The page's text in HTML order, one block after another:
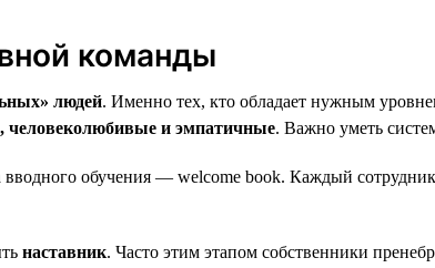
команды
людей. Именно тех, кто обладает нужным
человеколюбивые и эмпатичные. Важно уметь
обучения — welcome book. Каждый
наставник. Часто этим этапом собственники